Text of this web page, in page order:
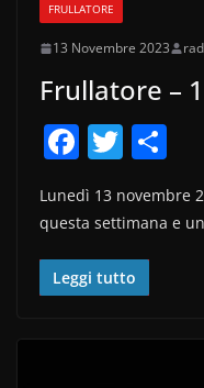
FRULLATORE
13 Novembre 2023
Frullatore –
F
a
c
e
b
o
T
itt
er
o
n
Lunedì 13 novembre
questa settimana e
Leggi tutto